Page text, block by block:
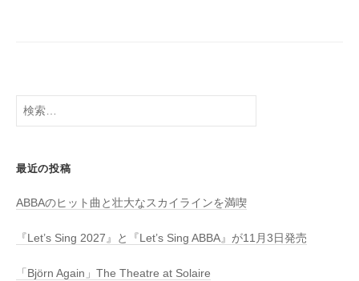
検
最近の投稿
ABBAのヒット曲と壮大なスカイラインを満喫
『Let’s Sing 2027』と『Let’s Sing ABBA』が11月3日発売
「Björn Again」The Theatre at Solaire